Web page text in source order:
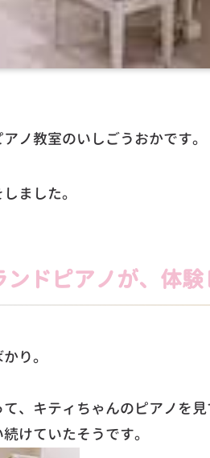
ノ教室のいしごうおかです。
ました。
ドピアノが、体
り。
、キティちゃんのピアノを見
けていたそうです。